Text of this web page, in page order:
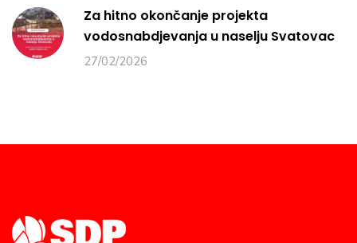
Za hitno okončanje projekta
vodosnabdjevanja u naselju Svatovac
27/02/2026